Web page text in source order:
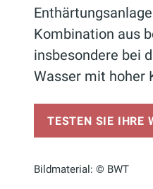
Kombination aus
insbesondere bei
Wasser mit hoher
TESTEN SIE IHRE
Bildmaterial: © BWT